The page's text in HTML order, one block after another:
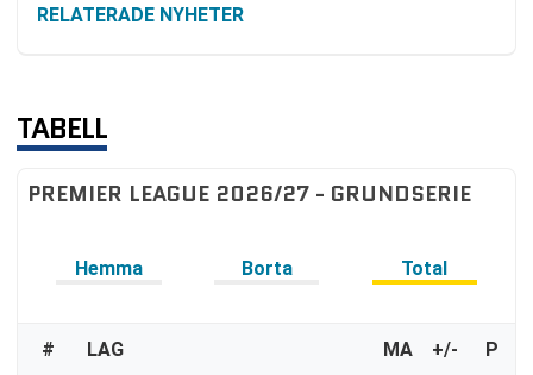
RELATERADE NYHETER
TABELL
PREMIER LEAGUE 2026/27 - GRUNDSERIE
Hemma Borta Total
# LAG MA +/- P